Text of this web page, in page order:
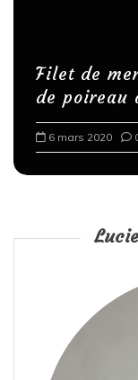
Filet de
de poireau
6 mars 2020